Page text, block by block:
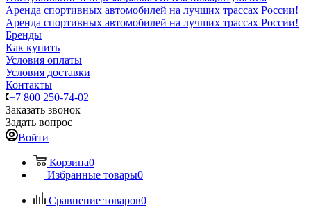
Аренда спортивных автомобилей на лучших трассах России!
Аренда спортивных автомобилей на лучших трассах России!
Бренды
Как купить
Условия оплаты
Условия доставки
Контакты
+7 800 250-74-02
Заказать звонок
Задать вопрос
Войти
Корзина0
Избранные товары0
Сравнение товаров0